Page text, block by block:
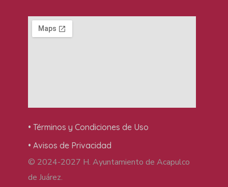
• Términos y Condiciones de Uso
• Avisos de Privacidad
© 2024-2027 H. Ayuntamiento de Acapulco
de Juárez.